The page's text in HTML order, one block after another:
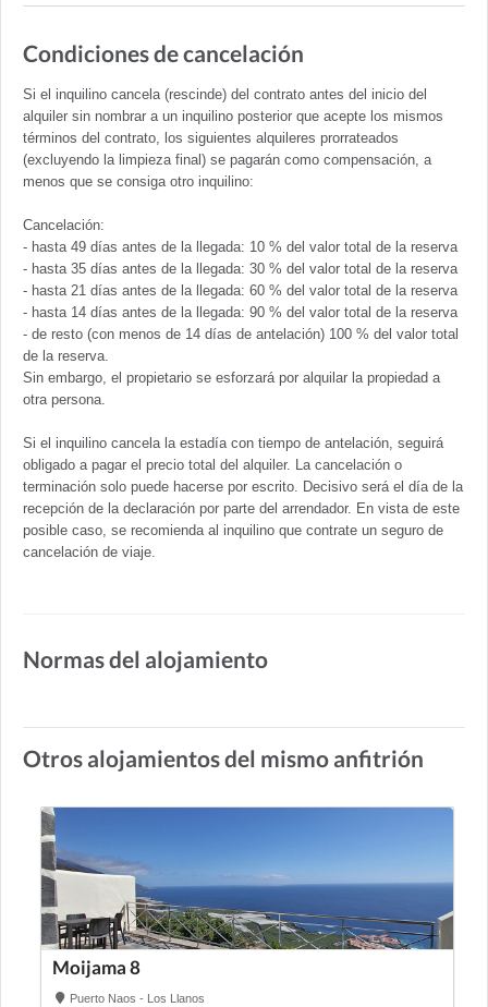
Condiciones de cancelación
Si el inquilino cancela (rescinde) del contrato antes del inicio del
alquiler sin nombrar a un inquilino posterior que acepte los mismos
términos del contrato, los siguientes alquileres prorrateados
(excluyendo la limpieza final) se pagarán como compensación, a
menos que se consiga otro inquilino:
Cancelación:
- hasta 49 días antes de la llegada: 10 % del valor total de la reserva
- hasta 35 días antes de la llegada: 30 % del valor total de la reserva
- hasta 21 días antes de la llegada: 60 % del valor total de la reserva
- hasta 14 días antes de la llegada: 90 % del valor total de la reserva
- de resto (con menos de 14 días de antelación) 100 % del valor total
de la reserva.
Sin embargo, el propietario se esforzará por alquilar la propiedad a
otra persona.
Si el inquilino cancela la estadía con tiempo de antelación, seguirá
obligado a pagar el precio total del alquiler. La cancelación o
terminación solo puede hacerse por escrito. Decisivo será el día de la
recepción de la declaración por parte del arrendador. En vista de este
posible caso, se recomienda al inquilino que contrate un seguro de
cancelación de viaje.
Normas del alojamiento
Otros alojamientos del mismo anfitrión
Moijama 8
Puerto Naos - Los Llanos